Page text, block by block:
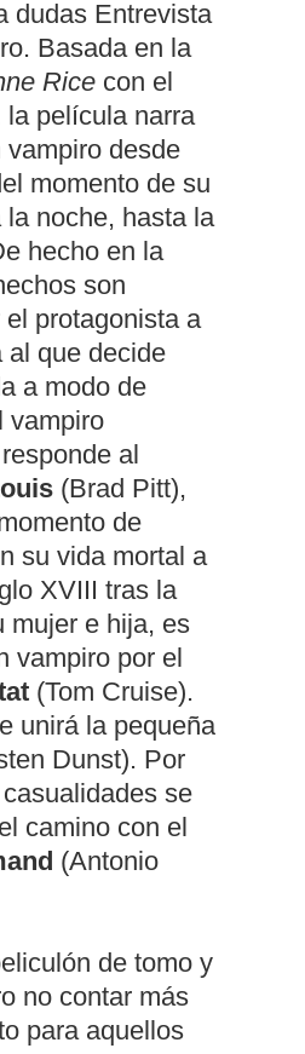
dudas Entrevista
Basada en la
Rice con el
la película narra
vampiro desde
momento de su
la noche, hasta la
hecho en la
son
protagonista a
al que decide
a modo de
vampiro
al
(Brad Pitt),
de
su vida mortal a
XVIII tras la
mujer e hija, es
vampiro por el
(Tom Cruise).
unirá la pequeña
Dunst). Por
se
camino con el
(Antonio
de tomo y
no contar más
para aquellos